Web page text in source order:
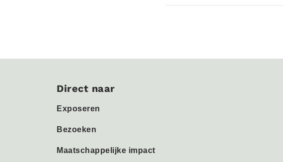
Direct naar
Exposeren
Bezoeken
Maatschappelijke impact